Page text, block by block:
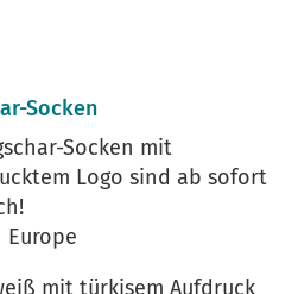
Socken
Socken mit
Logo sind ab sofort
Europe
mit türkisem Aufdruck